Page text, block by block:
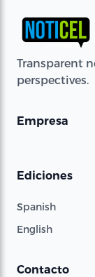
Transparent
perspectives.
Empresa
Ediciones
Spanish
English
Contacto